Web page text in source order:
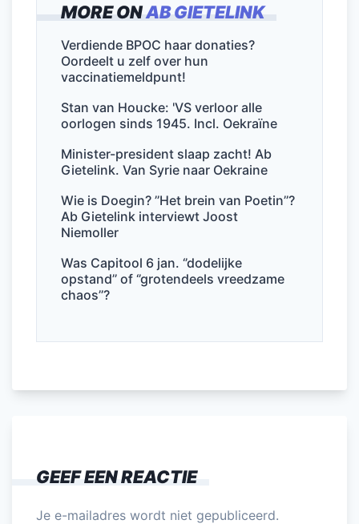
MORE ONAB GIETELINK
Verdiende BPOC haar donaties?
Oordeelt u zelf over hun
vaccinatiemeldpunt!
Stan van Houcke: 'VS verloor alle
oorlogen sinds 1945. Incl. Oekraïne
Minister-president slaap zacht! Ab
Gietelink. Van Syrie naar Oekraine
Wie is Doegin? ’’Het brein van Poetin’’?
Ab Gietelink interviewt Joost
Niemoller
Was Capitool 6 jan. ‘’dodelijke
opstand’’ of ‘’grotendeels vreedzame
chaos’’?
e
b
o
o
k
er l
e
dI
n
s
A
p
p
n
GEEF EEN REACTIE
Je e-mailadres wordt niet gepubliceerd.